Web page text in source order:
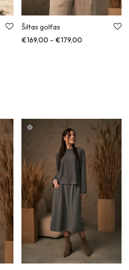
Šiltas golfas
€169,00 – €179,00